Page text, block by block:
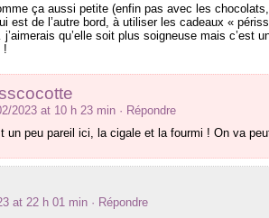
ça aussi petite (enfin pas avec les
est de l’autre bord, à utiliser les cadeaux «
qu’elle soit plus soigneuse mais c’est
!
2023 at 10 h 23 min · Répondre
un peu pareil ici, la cigale et la fourmi ! On va
at 22 h 01 min · Répondre